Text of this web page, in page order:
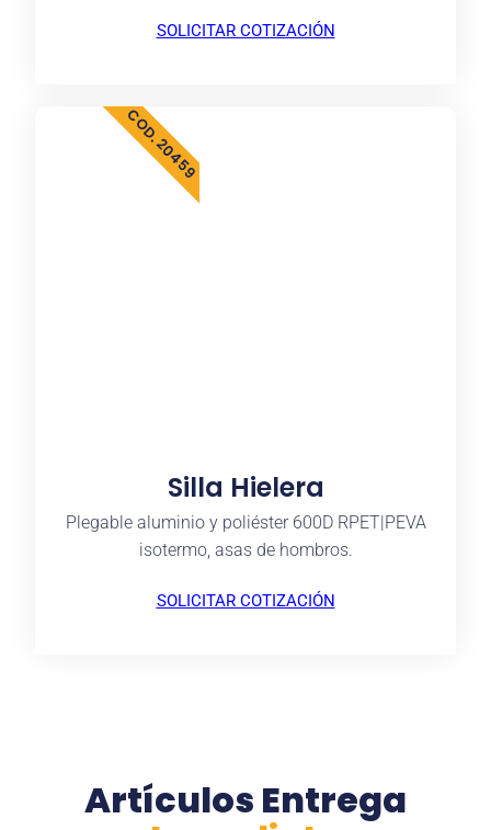
SOLICITAR COTIZACIÓN
Silla Hielera
Plegable aluminio y poliéster 600D RPET|PEVA
isotermo, asas de hombros.
SOLICITAR COTIZACIÓN
COD. 20459
Artículos Entrega